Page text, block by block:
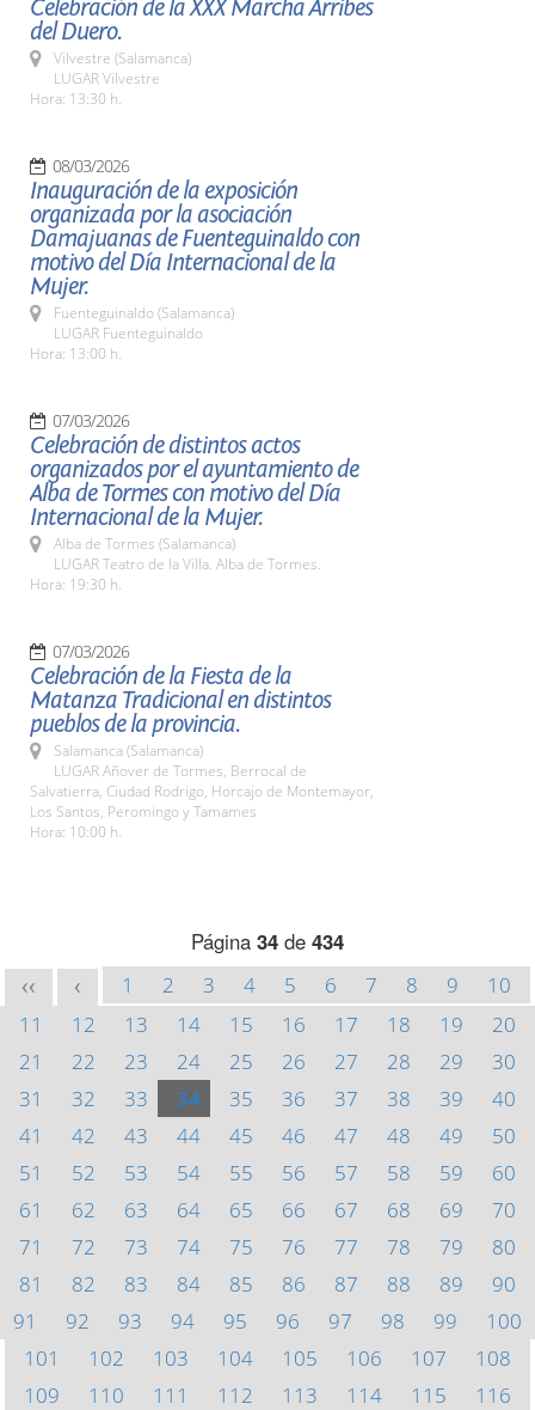
Celebración de la XXX Marcha Arribes
del Duero.
Vilvestre (Salamanca)
LUGAR Vilvestre
Hora: 13:30 h.
08/03/2026
Inauguración de la exposición
organizada por la asociación
Damajuanas de Fuenteguinaldo con
motivo del Día Internacional de la
Mujer.
Fuenteguinaldo (Salamanca)
LUGAR Fuenteguinaldo
Hora: 13:00 h.
07/03/2026
Celebración de distintos actos
organizados por el ayuntamiento de
Alba de Tormes con motivo del Día
Internacional de la Mujer.
Alba de Tormes (Salamanca)
LUGAR Teatro de la Villa. Alba de Tormes.
Hora: 19:30 h.
07/03/2026
Celebración de la Fiesta de la
Matanza Tradicional en distintos
pueblos de la provincia.
Salamanca (Salamanca)
LUGAR Añover de Tormes, Berrocal de
Salvatierra, Ciudad Rodrigo, Horcajo de Montemayor,
Los Santos, Peromingo y Tamames
Hora: 10:00 h.
Página 34 de 434
<< < 1 2 3 4 5 6 7 8 9
10
11
12 13 14 15 16 17 18 19
20
21
22 23 24 25 26 27 28 29
30
31
32 33 34 35 36 37 38 39
40
41
42 43 44 45 46 47 48 49
50
51
52 53 54 55 56 57 58 59
60
61
62 63 64 65 66 67 68 69
70
71
72 73 74 75 76 77 78 79
80
81
82 83 84 85 86 87 88 89
90
91
92 93 94 95 96 97 98 99
100
101
102 103 104 105 106 107
108
109
110 111 112 113 114 115
116